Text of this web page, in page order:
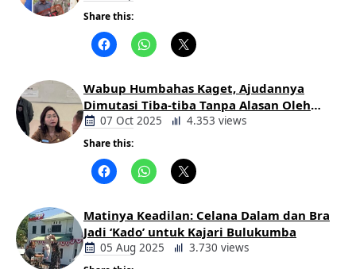
Share this:
Wabup Humbahas Kaget, Ajudannya
Dimutasi Tiba-tiba Tanpa Alasan Oleh
Bupati
07 Oct 2025 4.353 views
Share this:
Matinya Keadilan: Celana Dalam dan Bra
Jadi ‘Kado’ untuk Kajari Bulukumba
05 Aug 2025 3.730 views